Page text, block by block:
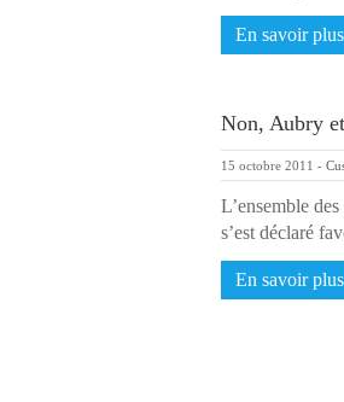
En savoir plus
Non, Aubry
15 octobre 2011 -
L’ensemble
s’est déclaré
En savoir plus